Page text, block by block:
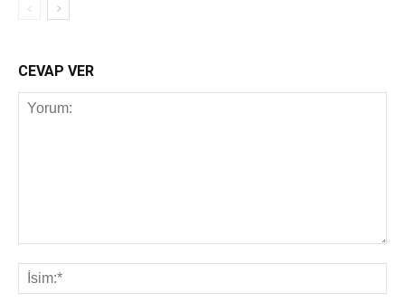
CEVAP VER